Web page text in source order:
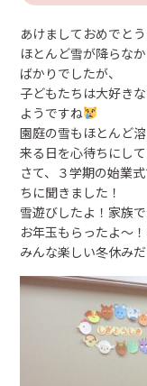
2歳児保育
預かり保育
給食
未就園児教
設定区分
利用時間
定員
あけましておめでと
ほとんど雪が降らな
ばかりでしたが、
子どもたちは大好き
ようですね
園庭の雪もほとんど
来る日を心待ちにし
さて、３学期の始業
ちに聞きました！
雪遊びしたよ！家族
お年玉もらったよ～
みんな楽しい冬休み